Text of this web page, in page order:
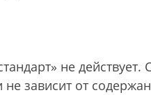
не
зависит от